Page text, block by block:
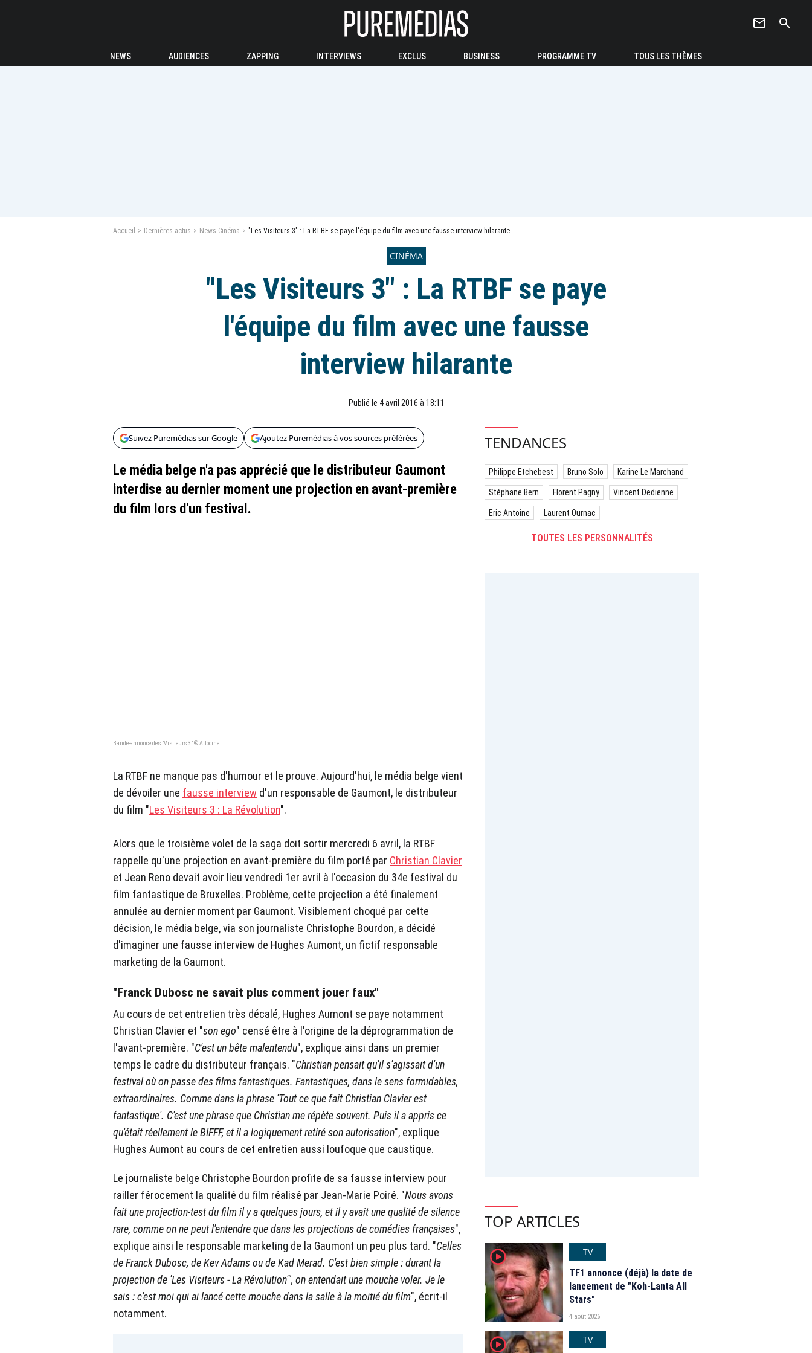
newsletter search
NEWS AUDIENCES ZAPPING INTERVIEWS EXCLUS BUSINESS PROGRAMME TV TOUS LES THÈMES
Accueil Dernières actus News Cinéma "Les Visiteurs 3" : La RTBF se paye l'équipe du film avec une fausse interview hilarante
CINÉMA
"Les Visiteurs 3" : La RTBF se paye
l'équipe du film avec une fausse
interview hilarante
Publié le 4 avril 2016 à 18:11
Suivez Puremédias sur Google Ajoutez Puremédias à vos sources préférées
Le média belge n'a pas apprécié que le distributeur Gaumont
interdise au dernier moment une projection en avant-première
du film lors d'un festival.
Bande-annonce des "Visiteurs 3" © Allocine
La RTBF ne manque pas d'humour et le prouve. Aujourd'hui, le média belge vient
de dévoiler une fausse interview d'un responsable de Gaumont, le distributeur
du film "Les Visiteurs 3 : La Révolution".
Alors que le troisième volet de la saga doit sortir mercredi 6 avril, la RTBF
rappelle qu'une projection en avant-première du film porté par Christian Clavier
et Jean Reno devait avoir lieu vendredi 1er avril à l'occasion du 34e festival du
film fantastique de Bruxelles. Problème, cette projection a été finalement
annulée au dernier moment par Gaumont. Visiblement choqué par cette
décision, le média belge, via son journaliste Christophe Bourdon, a décidé
d'imaginer une fausse interview de Hughes Aumont, un fictif responsable
marketing de la Gaumont.
"Franck Dubosc ne savait plus comment jouer faux"
Au cours de cet entretien très décalé, Hughes Aumont se paye notamment
Christian Clavier et "son ego" censé être à l'origine de la déprogrammation de
l'avant-première. "C'est un bête malentendu", explique ainsi dans un premier
temps le cadre du distributeur français. "Christian pensait qu'il s'agissait d'un
festival où on passe des films fantastiques. Fantastiques, dans le sens formidables,
extraordinaires. Comme dans la phrase 'Tout ce que fait Christian Clavier est
fantastique'. C'est une phrase que Christian me répète souvent. Puis il a appris ce
qu'était réellement le BIFFF, et il a logiquement retiré son autorisation", explique
Hughes Aumont au cours de cet entretien aussi loufoque que caustique.
Le journaliste belge Christophe Bourdon profite de sa fausse interview pour
railler férocement la qualité du film réalisé par Jean-Marie Poiré. "Nous avons
fait une projection-test du film il y a quelques jours, et il y avait une qualité de silence
rare, comme on ne peut l'entendre que dans les projections de comédies françaises",
explique ainsi le responsable marketing de la Gaumont un peu plus tard. "Celles
de Franck Dubosc, de Kev Adams ou de Kad Merad. C'est bien simple : durant la
projection de 'Les Visiteurs - La Révolution'", on entendait une mouche voler. Je le
sais : c'est moi qui ai lancé cette mouche dans la salle à la moitié du film", écrit-il
notamment.
TENDANCES
Philippe Etchebest Bruno Solo Karine Le Marchand
Stéphane Bern Florent Pagny Vincent Dedienne
Eric Antoine Laurent Ournac
TOUTES LES PERSONNALITÉS
TOP ARTICLES
player2
TV
TF1 annonce (déjà) la date de
lancement de "Koh-Lanta All
Stars"
4 août 2026
player2
TV